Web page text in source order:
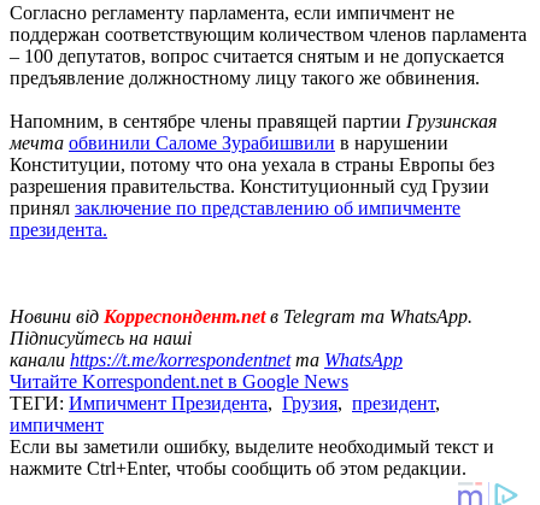
Согласно регламенту парламента, если импичмент не
поддержан соответствующим количеством членов парламента
– 100 депутатов, вопрос считается снятым и не допускается
предъявление должностному лицу такого же обвинения.
Напомним, в сентябре члены правящей партии Грузинская
мечта обвинили Саломе Зурабишвили в нарушении
Конституции, потому что она уехала в страны Европы без
разрешения правительства. Конституционный суд Грузии
принял заключение по представлению об импичменте
президента.
Новини від Корреспондент.netв Telegram та WhatsApp.
Підписуйтесь на наші
канали https://t.me/korrespondentnetта WhatsApp
Читайте Korrespondent.net в Google News
ТЕГИ: Импичмент Президента, Грузия, президент,
импичмент
Если вы заметили ошибку, выделите необходимый текст и
нажмите Ctrl+Enter, чтобы сообщить об этом редакции.